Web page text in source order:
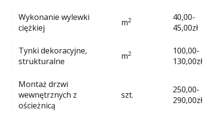
Wykonanie wylewki
ciężkiej
m2
40,00-
45,00zł
Tynki dekoracyjne,
strukturalne
m2
100,00-
130,00zł
Montaż drzwi
wewnętrznych z
ościeżnicą
szt.
250,00-
290,00zł